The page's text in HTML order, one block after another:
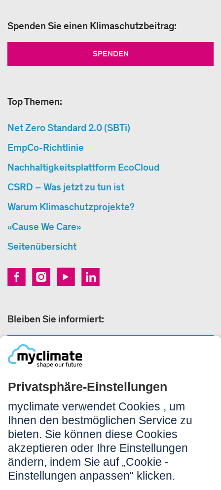
Spenden Sie einen Klimaschutzbeitrag:
SPENDEN
Top Themen:
Net Zero Standard 2.0 (SBTi)
EmpCo-Richtlinie
Nachhaltigkeitsplattform EcoCloud
CSRD – Was jetzt zu tun ist
Warum Klimaschutzprojekte?
«Cause We Care»
Seitenübersicht
Bleiben Sie informiert:
Rechtliches:
Impressum
Nutzungshinweis
AGB
Datenschutz